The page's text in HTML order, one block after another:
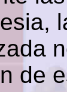
de